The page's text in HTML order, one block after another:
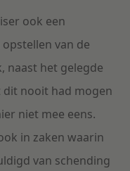
ook een
van de
naast het gelegde
dit nooit had mogen
niet mee eens.
in zaken waarin
van schending